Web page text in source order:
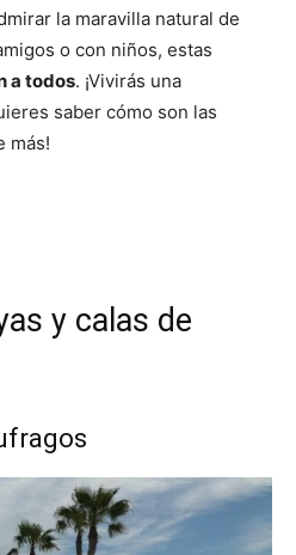
la maravilla natural de
o con niños, estas
a todos. ¡Vivirás una
saber cómo son las
más!
y calas de